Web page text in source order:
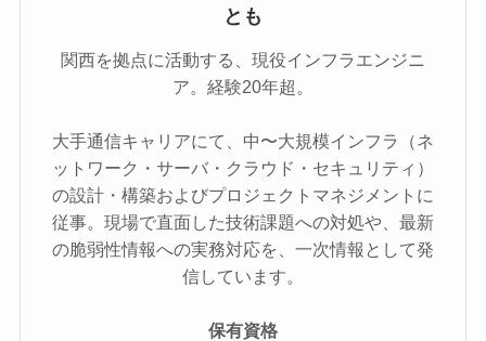
とも
関西を拠点に活動する、現役インフラエンジニ
ア。経験20年超。
大手通信キャリアにて、中〜大規模インフラ（ネ
ットワーク・サーバ・クラウド・セキュリティ）
の設計・構築およびプロジェクトマネジメントに
従事。現場で直面した技術課題への対処や、最新
の脆弱性情報への実務対応を、一次情報として発
信しています。
保有資格